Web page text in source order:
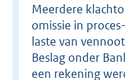
Meerdere
omissie in
laste van
Beslag onder
een rekening